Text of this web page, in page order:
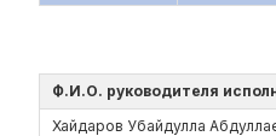
Ф.И.О. руководителя
Хайдаров Убайдулла